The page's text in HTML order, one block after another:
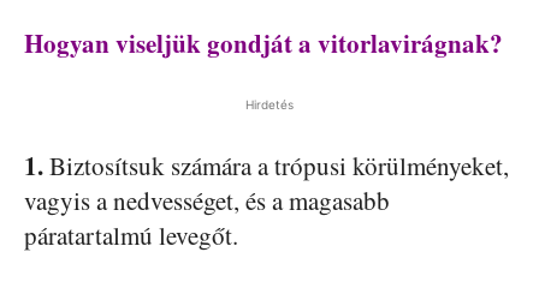
Hogyan viseljük gondját a vitorlavirágnak?
Hirdetés
1.Biztosítsuk számára a trópusi körülményeket,
vagyis a nedvességet, és a magasabb
páratartalmú levegőt.